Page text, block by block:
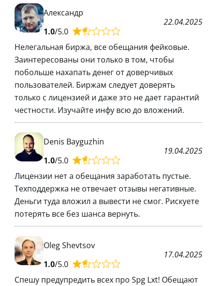
Александр
1.0/5.0
22.04.2025
Нелегальная биржа, все обещания фейковые.
Заинтересованы они только в том, чтобы
побольше нахапать денег от доверчивых
пользователей. Биржам следует доверять
только с лицензией и даже это не дает гарантий
честности. Изучайте инфу всю до вложений.
Denis Bayguzhin
1.0/5.0
19.04.2025
Лицензии нет а обещания заработать пустые.
Техподдержка не отвечает отзывы негативные.
Деньги туда вложил а вывести не смог. Рискуете
потерять все без шанса вернуть.
Oleg Shevtsov
1.0/5.0
17.04.2025
Спешу предупредить всех про Spg Lxt! Обещают